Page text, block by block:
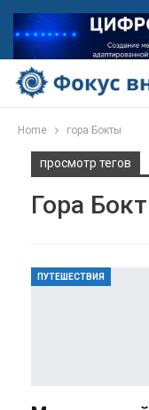
Home гора Бокты
просмотр тегов
Гора
ПУТЕШЕСТВИЯ